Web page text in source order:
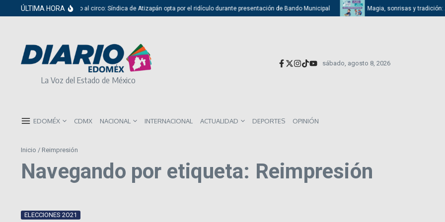
Saltar al contenido
ÚLTIMA HORADel cabildo al circo: Síndica de Atizapán opta por el ridículo durante presentación de Bando Municipal Magia, sonrisas y tradición:
La Voz del Estado de México
sábado, agosto 8, 2026
EDOMÉX CDMX NACIONAL INTERNACIONAL ACTUALIDAD DEPORTES OPINIÓN
Inicio / Reimpresión
Navegando por etiqueta: Reimpresión
ELECCIONES 2O21